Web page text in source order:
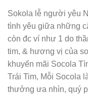
Sokola lễ người yêu
tình yêu giữa những
còn đc ví như 1 do
tim, & hương vị của
khuyến mãi Socola
Trái Tim, Mỗi Socola
thưởng ưa nhìn, quý